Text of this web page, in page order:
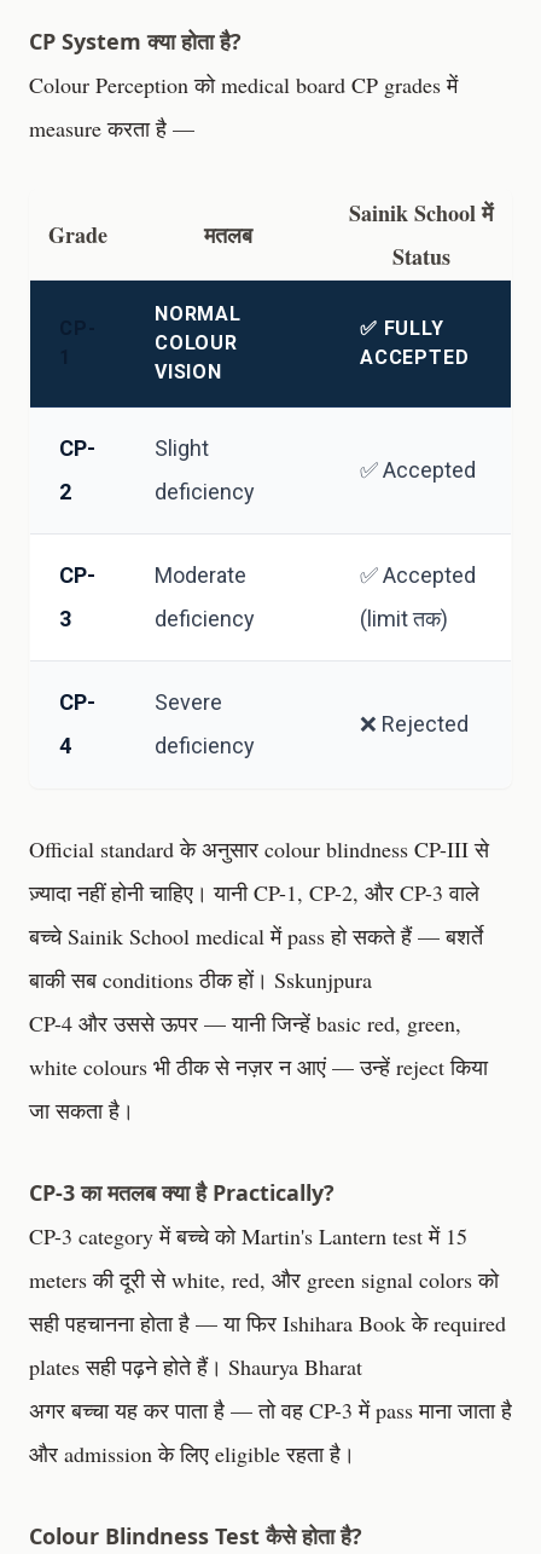
CP System क्या होता है?
Colour Perception को medical board CP grades में
measure करता है —
Grade मतलब
Sainik School में
Status
NORMAL
COLOUR
VISION
✅ FULLY
ACCEPTED
CP-
2
Slight
deficiency
✅ Accepted
CP-
3
Moderate
deficiency
✅ Accepted
(limit तक)
CP-
4
Severe
deficiency
❌ Rejected
Official standard के अनुसार colour blindness CP-III से
ज़्यादा नहीं होनी चाहिए। यानी CP-1, CP-2, और CP-3 वाले
बच्चे Sainik School medical में pass हो सकते हैं — बशर्ते
बाकी सब conditions ठीक हों। Sskunjpura
CP-4 और उससे ऊपर — यानी जिन्हें basic red, green,
white colours भी ठीक से नज़र न आएं — उन्हें reject किया
जा सकता है।
CP-3 का मतलब क्या है Practically?
CP-3 category में बच्चे को Martin's Lantern test में 15
meters की दूरी से white, red, और green signal colors को
सही पहचानना होता है — या फिर Ishihara Book के required
plates सही पढ़ने होते हैं। Shaurya Bharat
अगर बच्चा यह कर पाता है — तो वह CP-3 में pass माना जाता है
और admission के लिए eligible रहता है।
Colour Blindness Test कैसे होता है?